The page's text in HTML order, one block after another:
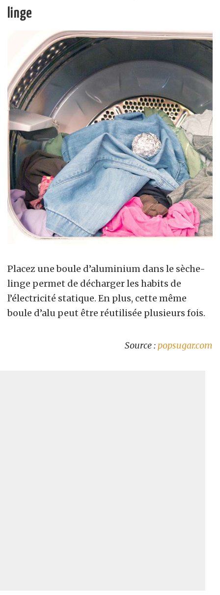
linge
Placez une boule d’aluminium dans le sèche-
linge permet de décharger les habits de
l’électricité statique. En plus, cette même
boule d’alu peut être réutilisée plusieurs fois.
Source :popsugar.com